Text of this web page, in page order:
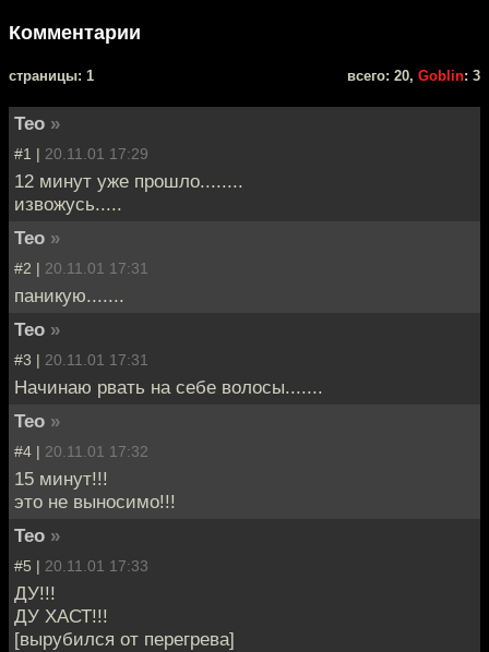
Комментарии
cтраницы: 1 всего: 20, Goblin: 3
Teo »
#1 | 20.11.01 17:29
12 минут уже прошло........
извожусь.....
Teo »
#2 | 20.11.01 17:31
паникую.......
Teo »
#3 | 20.11.01 17:31
Начинаю рвать на себе волосы.......
Teo »
#4 | 20.11.01 17:32
15 минут!!!
это не выносимо!!!
Teo »
#5 | 20.11.01 17:33
ДУ!!!
ДУ ХАСТ!!!
[вырубился от перегрева]